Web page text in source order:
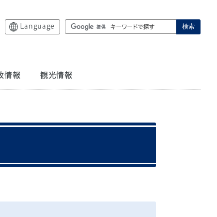
Language 検索
情報 観光情報